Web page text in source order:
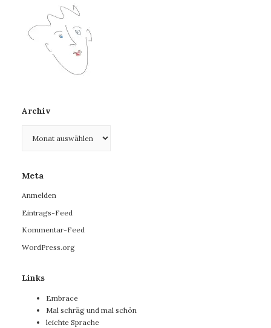
Archiv
Meta
Anmelden
Eintrags-Feed
Kommentar-Feed
WordPress.org
Links
Embrace
Mal schräg und mal schön
leichte Sprache